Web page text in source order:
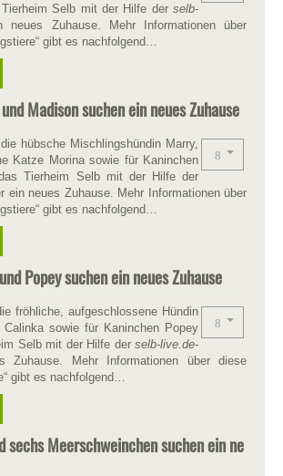
Selb mit der Hilfe der selb-
neues Zuhause. Mehr Informationen über
gibt es nachfolgend…
Madison suchen ein neues Zuhause
hübsche Mischlingshündin Marry,
Katze Morina sowie für Kaninchen
Tierheim Selb mit der Hilfe der
ein neues Zuhause. Mehr Informationen über
gibt es nachfolgend…
Popey suchen ein neues Zuhause
fröhliche, aufgeschlossene Hündin
sowie für Kaninchen Popey
Selb mit der Hilfe der selb-live.de-
Zuhause. Mehr Informationen über diese
gibt es nachfolgend…
sechs Meerschweinchen suchen ein ne